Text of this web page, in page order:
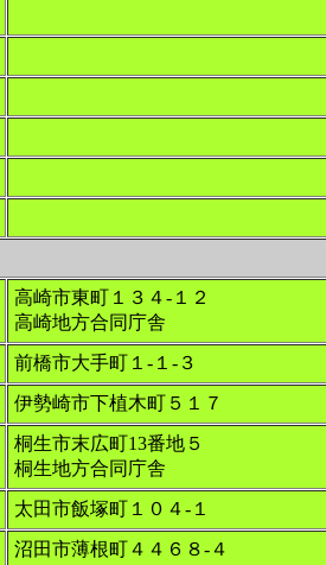
高崎市東町１３４-１２
高崎地方合同庁舎
前橋市大手町１-１-３
伊勢崎市下植木町５１７
桐生市末広町13番地５
桐生地方合同庁舎
太田市飯塚町１０４-１
沼田市薄根町４４６８-４